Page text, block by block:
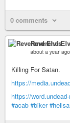
0 comments
Reverend
about a year ago
Killing For Satan.
https://
https://
#acab #biker